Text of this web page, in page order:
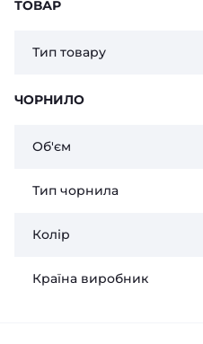
ТОВАР
Тип товару
ЧОРНИЛО
Об'єм
Тип чорнила
Колір
Країна виробник